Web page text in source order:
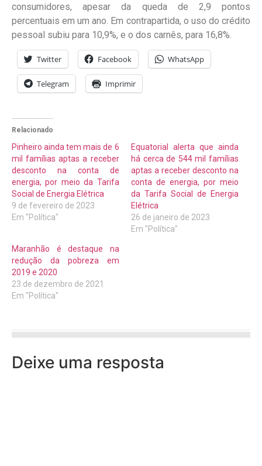
consumidores, apesar da queda de 2,9 pontos
percentuais em um ano. Em contrapartida, o uso do crédito
pessoal subiu para 10,9%, e o dos carnês, para 16,8%.
Twitter Facebook WhatsApp
Telegram Imprimir
Relacionado
Pinheiro ainda tem mais de 6
mil famílias aptas a receber
desconto na conta de
energia, por meio da Tarifa
Social de Energia Elétrica
9 de fevereiro de 2023
Em "Política"
Equatorial alerta que ainda
há cerca de 544 mil famílias
aptas a receber desconto na
conta de energia, por meio
da Tarifa Social de Energia
Elétrica
26 de janeiro de 2023
Em "Política"
Maranhão é destaque na
redução da pobreza em
2019 e 2020
23 de dezembro de 2021
Em "Política"
Deixe uma resposta